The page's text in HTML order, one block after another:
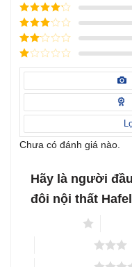
Được xếp
hạng
5
5
sao
Được xếp
hạng
4
5
sao
Được
xếp
hạng3
5 sao
Được
hạng
sao
Được
hạng
sao
Chưa có đánh giá nào.
Hãy là người
đôi nội thất